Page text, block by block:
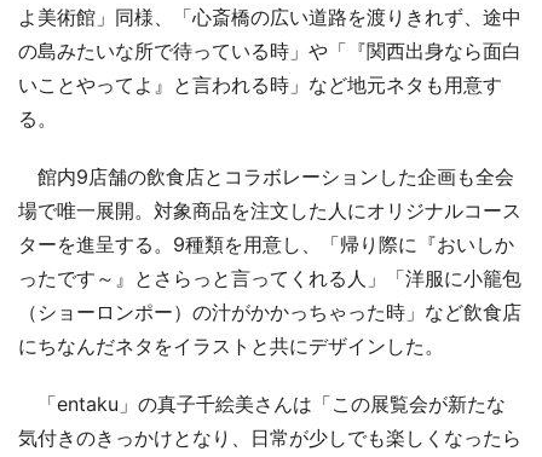
よ美術館」同様、「心斎橋の広い道路を渡りきれず、途中
の島みたいな所で待っている時」や「『関西出身なら面白
いことやってよ』と言われる時」など地元ネタも用意す
る。
館内9店舗の飲食店とコラボレーションした企画も全会
場で唯一展開。対象商品を注文した人にオリジナルコース
ターを進呈する。9種類を用意し、「帰り際に『おいしか
ったです～』とさらっと言ってくれる人」「洋服に小籠包
（ショーロンポー）の汁がかかっちゃった時」など飲食店
にちなんだネタをイラストと共にデザインした。
「entaku」の真子千絵美さんは「この展覧会が新たな
気付きのきっかけとなり、日常が少しでも楽しくなったら